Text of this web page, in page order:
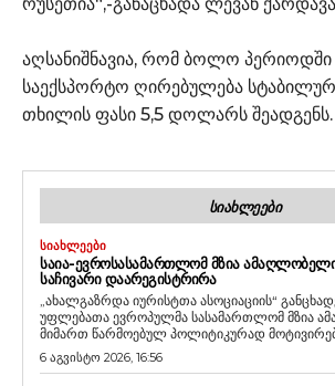
აღსანიშნავია, რომ ბოლო
საექსპორტო ღირებულება
თხილის ფასი 5,5 დოლარს შეადგენს.
ᲡᲘᲐᲮᲚᲔᲔᲑᲘ
ᲡᲘᲐᲮᲚᲔᲔᲑᲘ
ᲡᲐᲘᲐ-ᲔᲕᲠᲝᲡᲐᲡᲐᲛᲐᲠᲗᲚᲝᲛ ᲛᲖᲘᲐ
ᲡᲐᲩᲘᲕᲐᲠᲘ ᲓᲐᲐᲠᲔᲒᲘᲡᲢᲠᲘᲠᲐ
„ახალგაზრდა იურისტთა ასოციაციის“
უფლებათა ევროპულმა სასამართლომ მზია
მიმართ წარმოებულ პოლიტიკურად
6 აგვისტო 2026, 16:56